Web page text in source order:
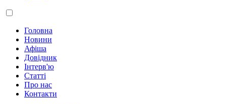
Головна
Новини
Афіша
Довідник
Інтерв'ю
Статті
Про нас
Контакти